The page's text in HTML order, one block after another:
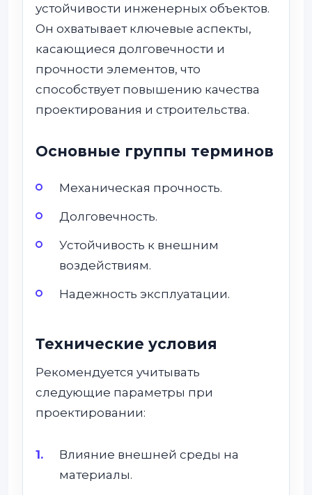
устойчивости инженерных объектов.
Он охватывает ключевые аспекты,
касающиеся долговечности и
прочности элементов, что
способствует повышению качества
проектирования и строительства.
Основные группы терминов
Механическая прочность.
Долговечность.
Устойчивость к внешним
воздействиям.
Надежность эксплуатации.
Технические условия
Рекомендуется учитывать
следующие параметры при
проектировании:
Влияние внешней среды на
материалы.